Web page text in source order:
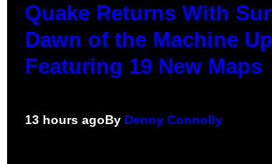
Quake Returns With
Dawn of the Machine
Featuring 19 New Maps
13 hours agoBy Denny Connolly